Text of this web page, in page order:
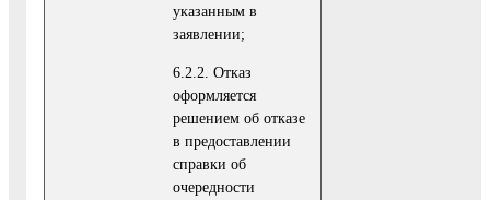
указанным в
заявлении;
6.2.2. Отказ
оформляется
решением об отказе
в предоставлении
справки об
очередности